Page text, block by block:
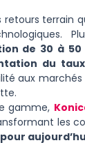
retours terrain
de 30 à 50
du
aux
gamme,
les